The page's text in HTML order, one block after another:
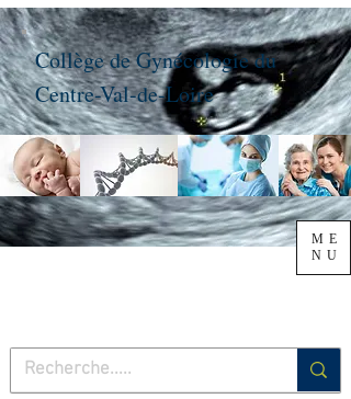
ME
NU
Collège de Gynécologie du
Centre-Val-de-Loire